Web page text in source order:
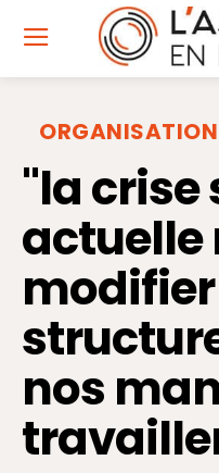
ORGANISATION
"la
actuelle
modifier
nos